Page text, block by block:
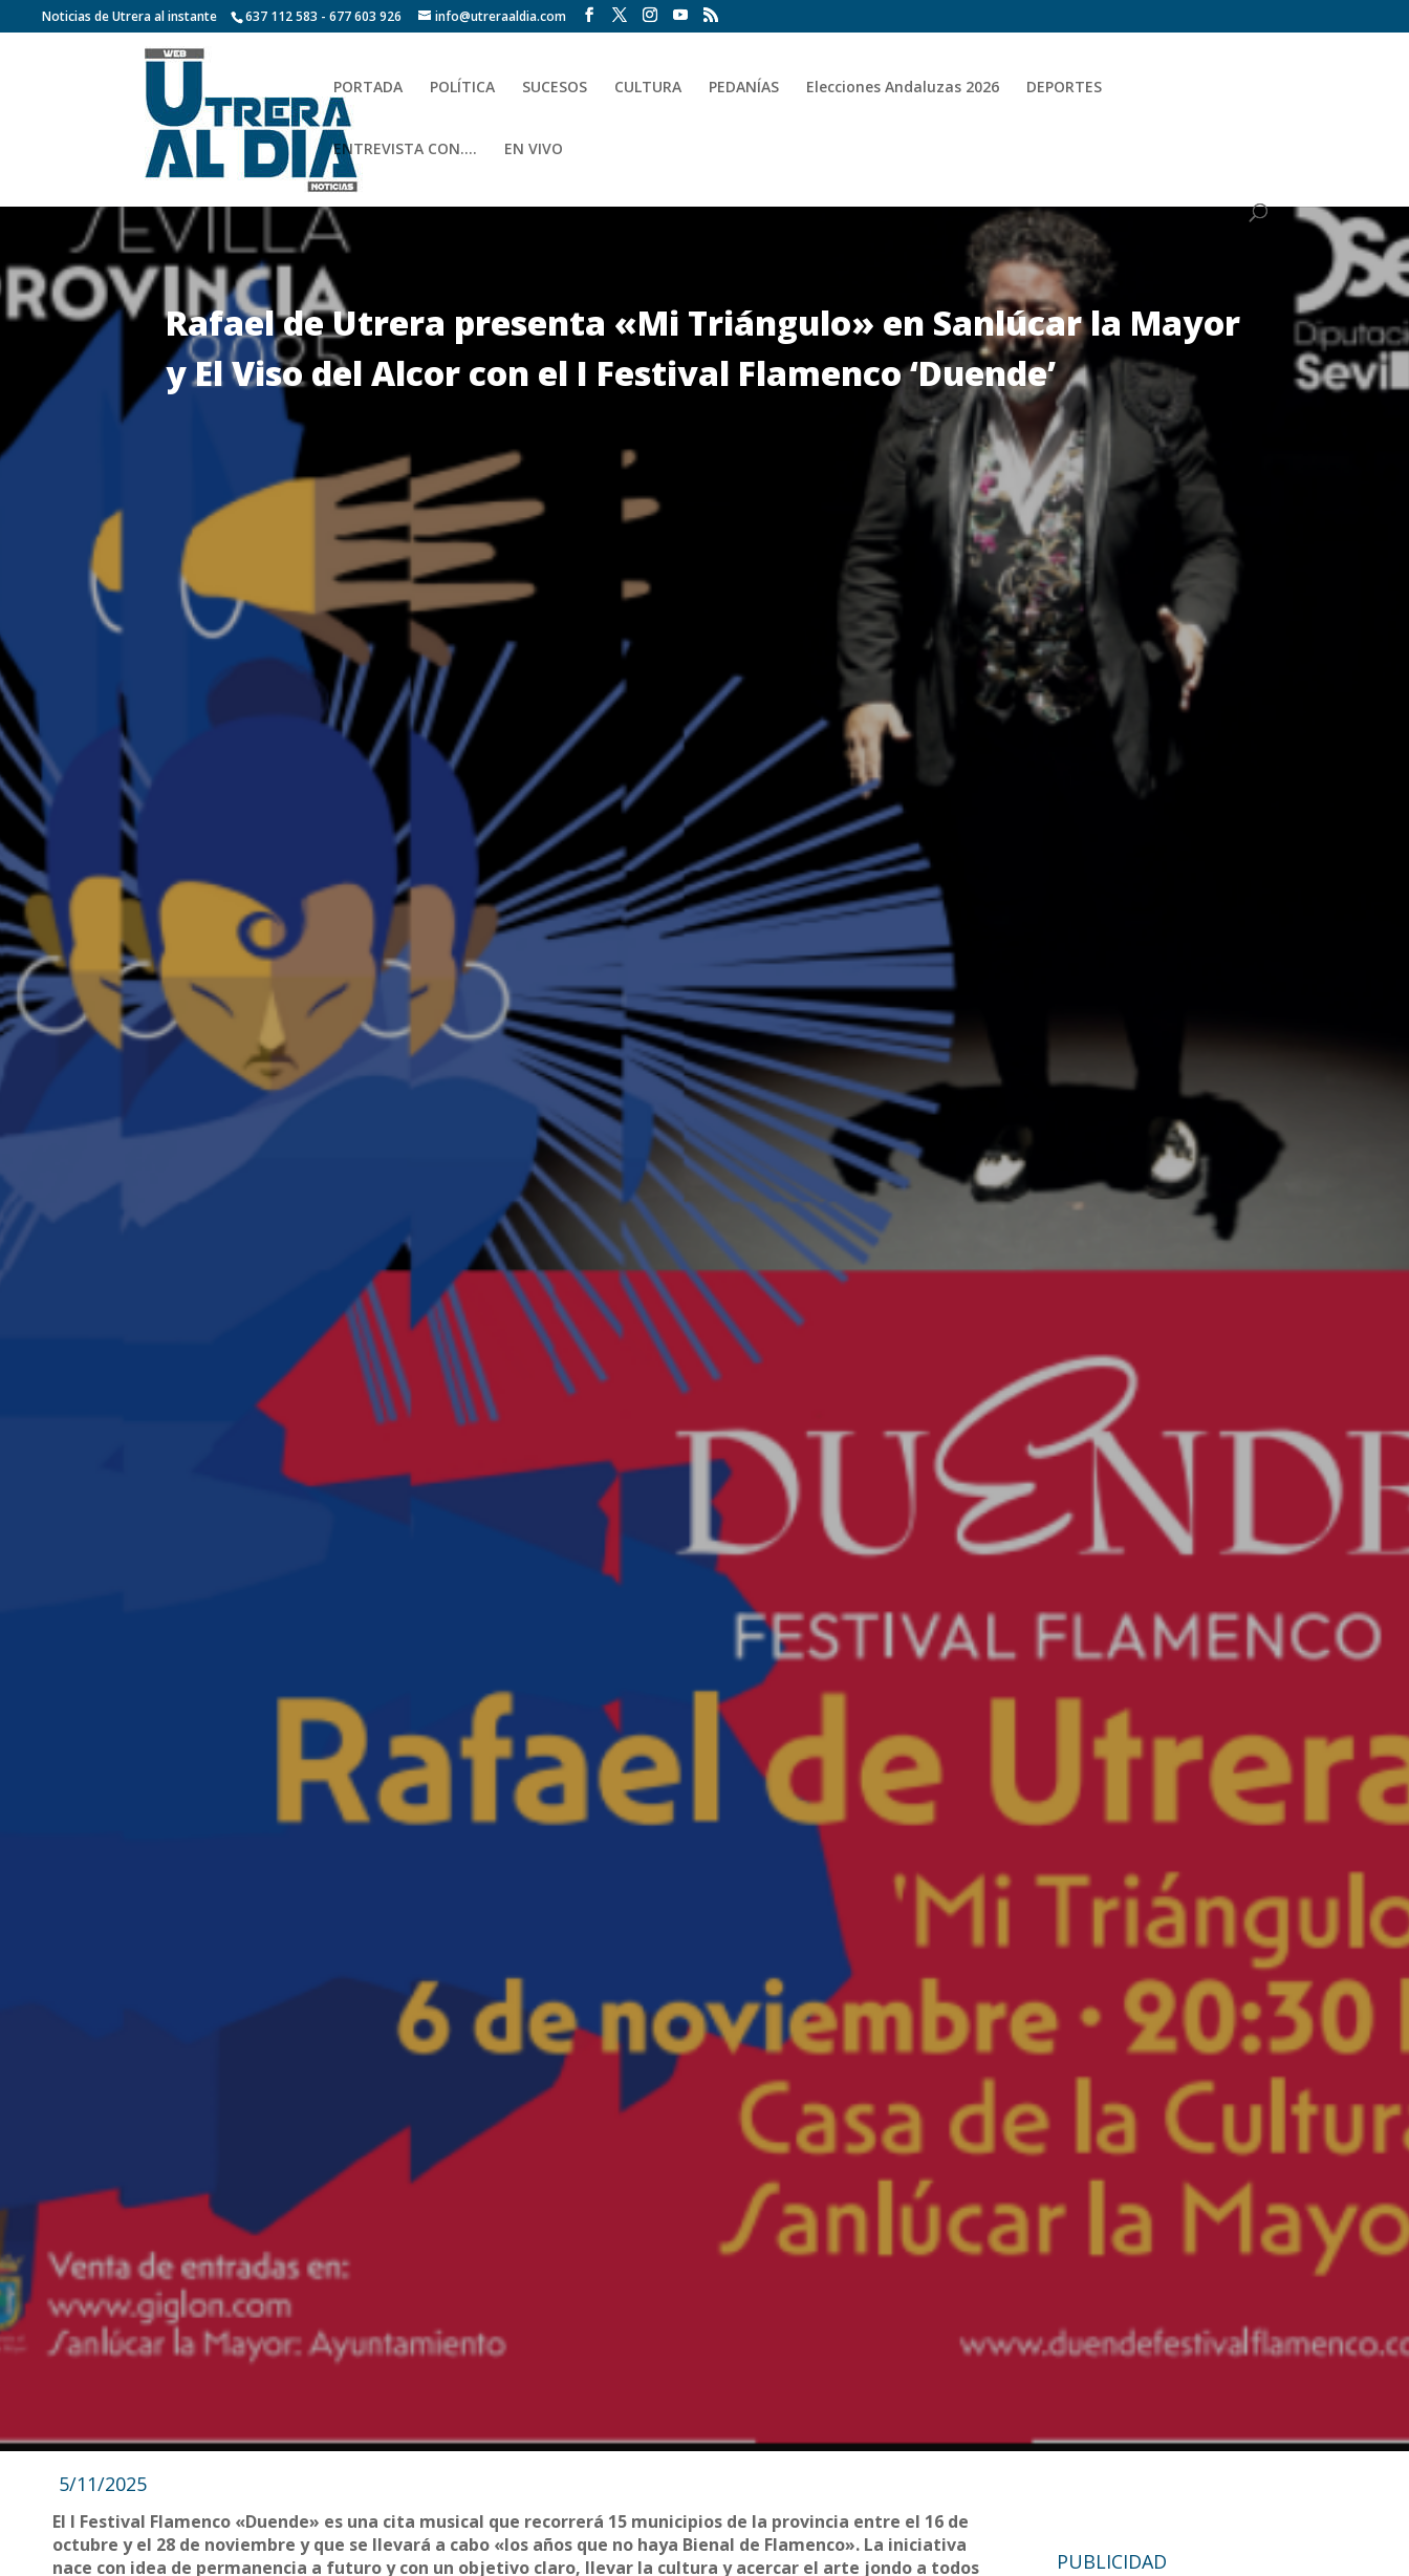
Noticias de Utrera al instante 637 112 583 - 677 603 926 info@utreraaldia.com
PORTADA POLÍTICA SUCESOS CULTURA PEDANÍAS Elecciones Andaluzas 2026 DEPORTES
ENTREVISTA CON…. EN VIVO
Rafael de Utrera presenta «Mi Triángulo» en Sanlúcar la Mayor
y El Viso del Alcor con el I Festival Flamenco ‘Duende’
5/11/2025
El I Festival Flamenco «Duende» es una cita musical que recorrerá 15 municipios de la provincia entre el 16 de
octubre y el 28 de noviembre y que se llevará a cabo «los años que no haya Bienal de Flamenco». La iniciativa
nace con idea de permanencia a futuro y con un objetivo claro, llevar la cultura y acercar el arte jondo a todos
PUBLICIDAD